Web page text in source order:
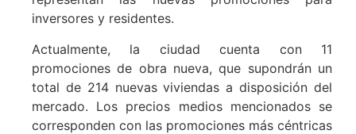
inversores y residentes.
Actualmente, la ciudad cuenta con 11
promociones de obra nueva, que supondrán un
total de 214 nuevas viviendas a disposición del
mercado. Los precios medios mencionados se
corresponden con las promociones más céntricas